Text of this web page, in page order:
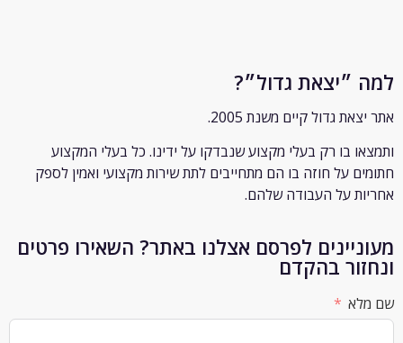
גדול״?
גדול קיים משנת 2005.
בו רקבעלי מקצוע שנבדקו על ידינו. כל בעלי המקצוע
על חוזה בו הם מתחייבים לתת שירות מקצועי ואמין לספק
על העבודה שלהם.
לפרסם אצלנו באתר? השאירו פרטים
בהקדם